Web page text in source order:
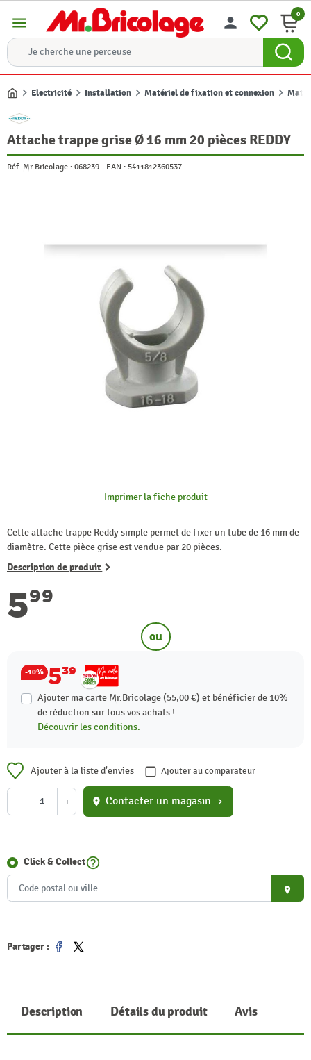
menu person 0
Accueil
Electricité Installation Matériel de fixation et connexion
Attache trappe grise Ø 16 mm 20 pièces REDDY
Réf. Mr Bricolage : 068239 - EAN : 5411812360537
Imprimer la fiche produit
Cette attache trappe Reddy simple permet de fixer un tube de 16 mm de
diamètre. Cette pièce grise est vendue par 20 pièces.
Description de produit
599
ou
-10% 539
Ajouter ma carte Mr.Bricolage (55,00 €) et bénéficier de 10%
de réduction sur tous vos achats !
Découvrir les conditions.
Ajouter à la liste d'envies Ajouter au comparateur
- + location_on Contacter un magasin chevron_right
Click & Collecthelp_outline
place
Partager :
Partager
Tweet
Description Détails du produit Avis